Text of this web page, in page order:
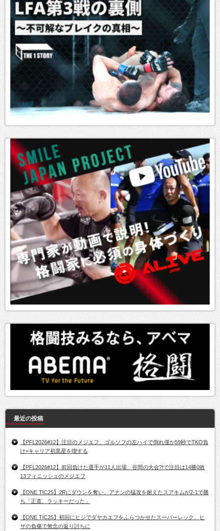
最近の投稿
【PFL2026#12】注目のメジエフ、ゴルソフの左ハイで倒れ僅か59秒でTKO負
け=キャリア初黒星を喫する
【PFL2026#12】前回負けた選手が11人出場、谷間の大会?!で注目は14勝0敗
13フィニッシュのメジエフ
【ONE TIC25】2Rにダウンを奪い、アナンの猛攻を耐えたスアキムが2-1で勝
ち「正直、ラッキーだった」
【ONE TIC25】初回にヒジでダヤカエフをふらつかせたスーパーレック、ヒ
ザの負傷で無念の返り討ちに